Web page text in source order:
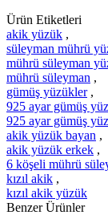
Ürün Etiketleri
akik yüzük ,
süleyman mührü
mührü süleyman
mührü süleyman ,
gümüş yüzükler ,
925 ayar gümüş
925 ayar gümüş
akik yüzük bayan ,
akik yüzük erkek ,
6 köşeli mührü
kızıl akik ,
kızıl akik yüzük
Benzer Ürünler